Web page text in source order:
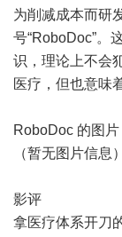
为削减成本而
号“RoboDoc”。
识，理论上不会
医疗，但也意味
RoboDoc 的图片
（暂无图片信息）
影评
拿医疗体系开刀